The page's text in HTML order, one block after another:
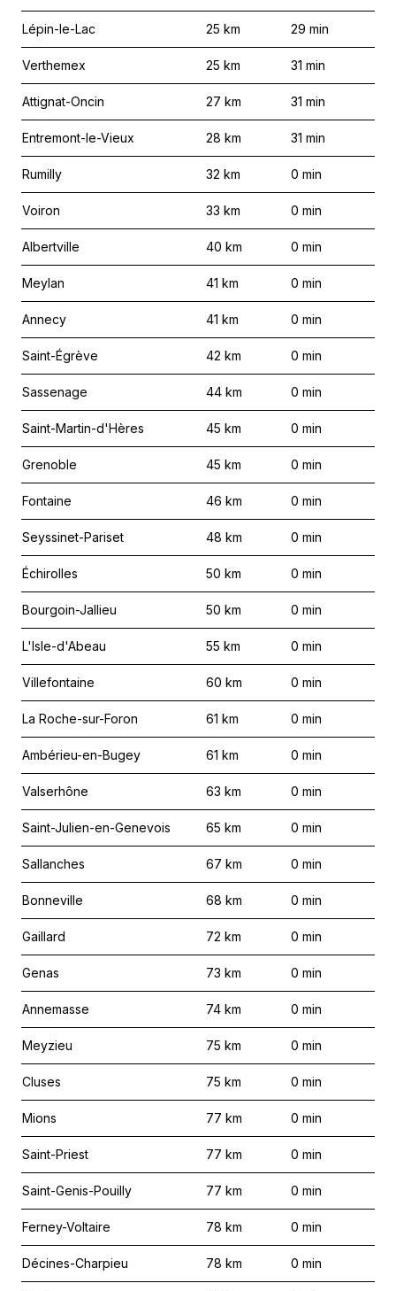
Lépin-le-Lac 25 km 29 min
Verthemex 25 km 31 min
Attignat-Oncin 27 km 31 min
Entremont-le-Vieux 28 km 31 min
Rumilly 32 km 0 min
Voiron 33 km 0 min
Albertville 40 km 0 min
Meylan 41 km 0 min
Annecy 41 km 0 min
Saint-Égrève 42 km 0 min
Sassenage 44 km 0 min
Saint-Martin-d'Hères 45 km 0 min
Grenoble 45 km 0 min
Fontaine 46 km 0 min
Seyssinet-Pariset 48 km 0 min
Échirolles 50 km 0 min
Bourgoin-Jallieu 50 km 0 min
L'Isle-d'Abeau 55 km 0 min
Villefontaine 60 km 0 min
La Roche-sur-Foron 61 km 0 min
Ambérieu-en-Bugey 61 km 0 min
Valserhône 63 km 0 min
Saint-Julien-en-Genevois 65 km 0 min
Sallanches 67 km 0 min
Bonneville 68 km 0 min
Gaillard 72 km 0 min
Genas 73 km 0 min
Annemasse 74 km 0 min
Meyzieu 75 km 0 min
Cluses 75 km 0 min
Mions 77 km 0 min
Saint-Priest 77 km 0 min
Saint-Genis-Pouilly 77 km 0 min
Ferney-Voltaire 78 km 0 min
Décines-Charpieu 78 km 0 min